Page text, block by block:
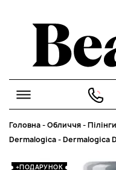
Головна-Обличчя-
Dermalogica-Dermalogica
+ПОДАРУНОК